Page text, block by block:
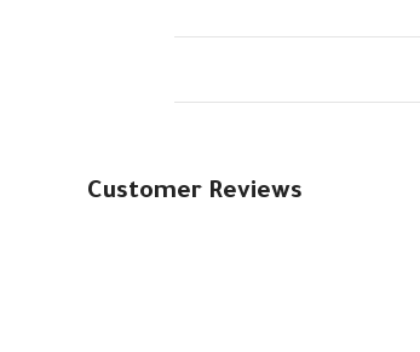
Customer Reviews